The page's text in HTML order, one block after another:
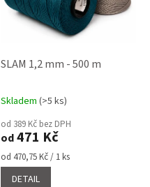
SLAM 1,2 mm - 500 m
Průměrné
hodnocení
produktu
je
3,1
z
Skladem (>5 ks)
od 389 Kč bez DPH
od471 Kč
Měrná
cena:
od 470,75 Kč / 1 ks
DETAIL